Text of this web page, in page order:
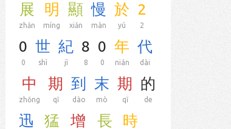
展
zhǎn
明
míng
顯
xiǎn
慢
màn
於
yú
2
2
0
0
世
shì
紀
jì
8
8
0
0
年
nián
代
dài
中
zhōng
期
qī
到
dào
末
mò
期
qī
的
de
迅 猛 增 長 時